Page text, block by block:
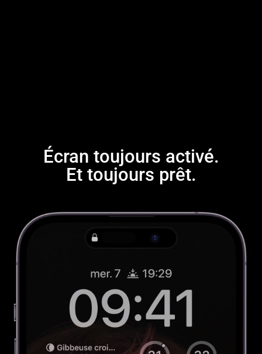
Écran toujours activé.
Et toujours prêt.